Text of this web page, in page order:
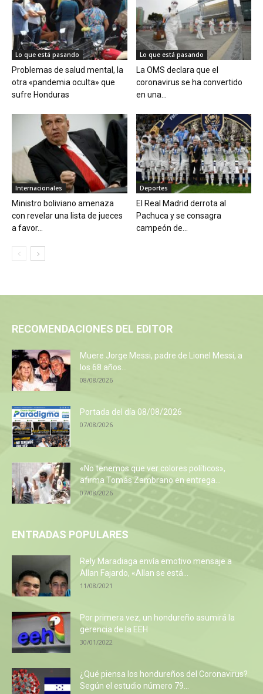
Lo que está pasando
Problemas de salud mental, la
otra «pandemia oculta» que
sufre Honduras
Lo que está pasando
La OMS declara que el
coronavirus se ha convertido
en una...
Internacionales
Ministro boliviano amenaza
con revelar una lista de jueces
a favor...
Deportes
El Real Madrid derrota al
Pachuca y se consagra
campeón de...
RECOMENDACIONES DEL EDITOR
Muere Jorge Messi, padre de Lionel Messi, a
los 68 años...
08/08/2026
Portada del día 08/08/2026
07/08/2026
«No tenemos que ver colores políticos»,
afirma Tomás Zambrano en entrega...
07/08/2026
ENTRADAS POPULARES
Rely Maradiaga envía emotivo mensaje a
Allan Fajardo, «Allan se está...
11/08/2021
Por primera vez, un hondureño asumirá la
gerencia de la EEH
30/01/2022
¿Qué piensa los hondureños del Coronavirus?
Según el estudio número 79...